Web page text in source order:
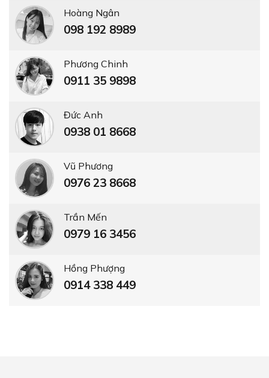
Hoàng Ngân
098 192 8989
Phương Chinh
0911 35 9898
Đức Anh
0938 01 8668
Vũ Phương
0976 23 8668
Trần Mến
0979 16 3456
Hồng Phượng
0914 338 449